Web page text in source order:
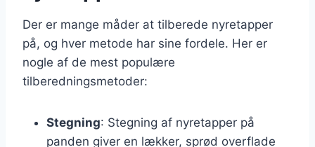
Der er mange måder at tilberede nyretapper
på, og hver metode har sine fordele. Her er
nogle af de mest populære
tilberedningsmetoder:
Stegning: Stegning af nyretapper på
panden giver en lækker, sprød overflade